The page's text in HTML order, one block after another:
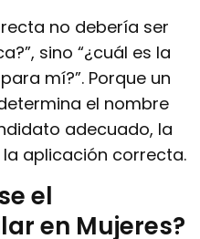
no debería ser
sino “¿cuál es la
mí?”. Porque un
el nombre
adecuado, la
aplicación correcta.
el
en Mujeres?